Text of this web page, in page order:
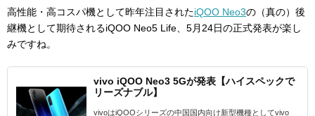
高性能・高コスパ機として昨年注目されたiQOO Neo3の（真の）後
継機として期待されるiQOO Neo5 Life、5月24日の正式発表が楽し
みですね。
vivo iQOO Neo3 5Gが発表【ハイスペックで
リーズナブル】
vivoはiQOOシリーズの中国国内向け新型機種としてvivo